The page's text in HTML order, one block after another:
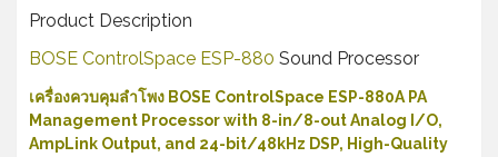
Product Description
BOSE ControlSpace ESP-880 Sound Processor
เครื่องควบคุมลำโพง BOSE ControlSpace ESP-880A PA
Management Processor with 8-in/8-out Analog I/O,
AmpLink Output, and 24-bit/48kHz DSP, High-Quality